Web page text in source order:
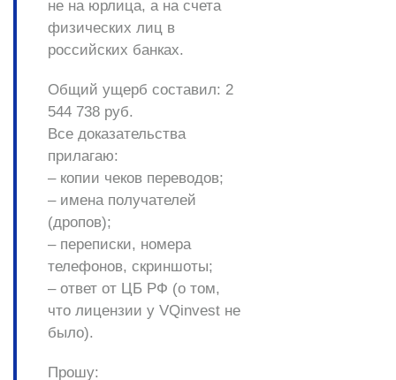
не на юрлица, а на счета
физических лиц в
российских банках.
Общий ущерб составил: 2
544 738 руб.
Все доказательства
прилагаю:
– копии чеков переводов;
– имена получателей
(дропов);
– переписки, номера
телефонов, скриншоты;
– ответ от ЦБ РФ (о том,
что лицензии у VQinvest не
было).
Прошу: